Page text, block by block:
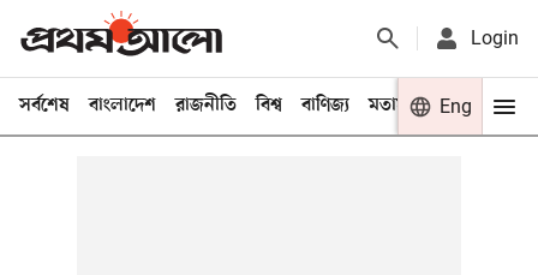
Login
সর্বশেষ বাংলাদেশ রাজনীতি বিশ্ব বাণিজ্য মতামত খেলা
Eng